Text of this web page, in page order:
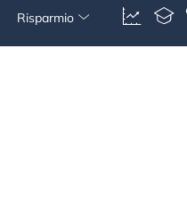
Risparmio